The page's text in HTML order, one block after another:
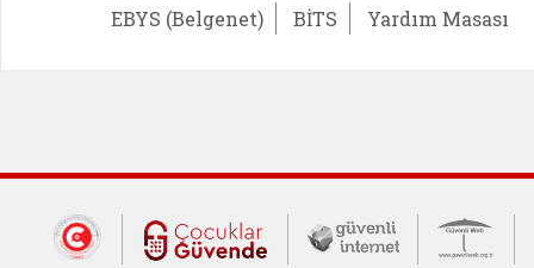
EBYS (Belgenet)
BİTS Yardım Masası
Dış Bağlantılar
Cumhurbaşkanlığı İletişim Merkezi
Çocuklar Güvende (yeni
Güvenli